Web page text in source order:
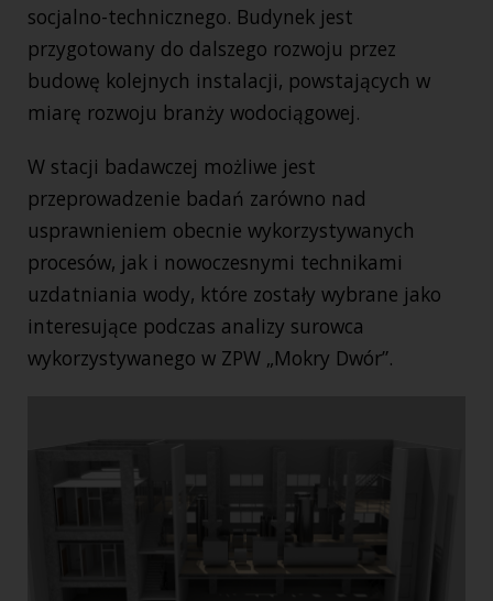
socjalno-technicznego. Budynek jest
przygotowany do dalszego rozwoju przez
budowę kolejnych instalacji, powstających w
miarę rozwoju branży wodociągowej.
W stacji badawczej możliwe jest
przeprowadzenie badań zarówno nad
usprawnieniem obecnie wykorzystywanych
procesów, jak i nowoczesnymi technikami
uzdatniania wody, które zostały wybrane jako
interesujące podczas analizy surowca
wykorzystywanego w ZPW „Mokry Dwór”.